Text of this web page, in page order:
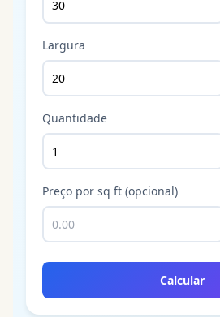
Largura
Quantidade
Preço por sq ft (opcional)
Calcular